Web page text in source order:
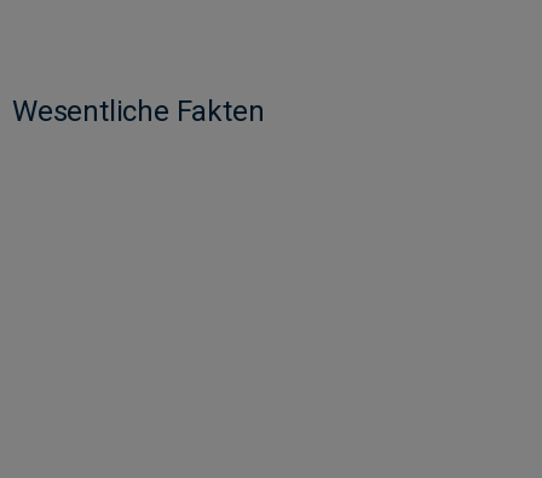
Wesentliche Fakten